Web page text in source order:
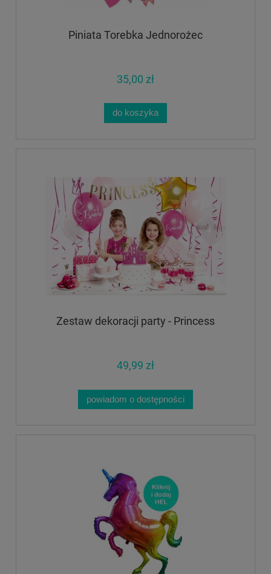
Piniata Torebka Jednorożec
35,00 zł
do koszyka
Zestaw dekoracji party - Princess
49,99 zł
powiadom o dostępności